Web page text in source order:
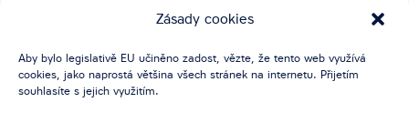
Zásady cookies
Aby bylo legislativě EU učiněno zadost, vězte, že tento web využívá
cookies, jako naprostá většina všech stránek na internetu. Přijetím
souhlasíte s jejich využitím.
SOUČÁSTI STROJŮ